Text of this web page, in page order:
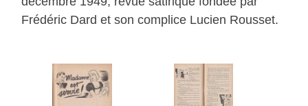
Frédéric Dard et son complice Lucien Rousset.